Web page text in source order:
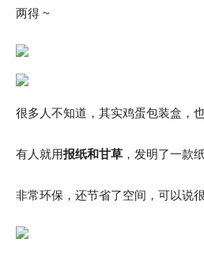
两得 ~
很多人不知道，其实鸡蛋包装盒，
有人就用报纸和甘草 ，发明了一款纸
非常环保，还节省了空间，可以说